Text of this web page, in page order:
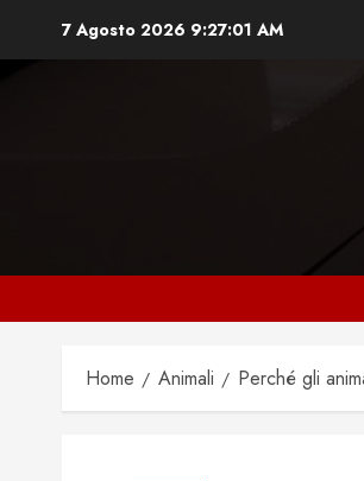
7 Agosto 2026 9:27:03 AM
Home Animali Perché gli